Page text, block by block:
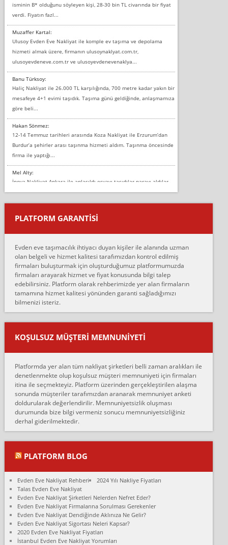
isminin B* olduğunu söyleyen kişi, 28-30 bin TL civarında bir fiyat
verdi. Fiyatın fazl...
Muzaffer Kartal:
Ulusoy Evden Eve Nakliyat ile komple ev taşıma ve depolama
hizmeti almak üzere, firmanın ulusoynaklyat.com.tr,
ulusoyevdeneve.com.tr ve ulusoyevdenevenaklya...
Banu Türksoy:
Haliç Nakliyat ile 26.000 TL karşılığında, 700 metre kadar yakın bir
mesafeye 4+1 evimi taşıdık. Taşıma günü geldiğinde, anlaşmamıza
göre beli...
Hakan Sönmez:
12-14 Temmuz tarihleri arasında Koza Nakliyat ile Erzurum’dan
Burdur’a şehirler arası taşınma hizmeti aldım. Taşınma öncesinde
firma ile yaptığı...
Mel Alty:
İnova Nakliyat Ankara ile anlaşıldı eşyayı taşıdılar parayı aldılar.
Salon duvarına bir baktım birisi boydan alüminyum renkli bantı
yapıştırm...
Murat:
çalıştıklarını, müş...
Ahmet:
Lüleburgaz güngünes evden eve naklyat eşyalarımı taşımak için
anlaştık sabah eve geldiklerinde de eşyalarımı düzgün şekilde
sarcaz demelerine r...
mehmet güldü:
Ankara ALİCANLAR NAKLİYAT Tutarsız ve ticari ahlak problemleri
var verdikleri fiyat teklifini arttırdılar. Sonrasında taşıma gününde
oldukça tutarsı...
Ankara Alicanlar naklyat tel 5465524025. 2600 TL'ye ankaradan
Konya ya Alicanlar naklyat la anlaştık bu şahıs evin taşınacağı gün
fiyatın mazoto gele...
Fatih kokmese:
Diyarbakır dan eşyamı getirtmek için anlaştım sözleşme yaptım.
Son anda fiyat artırdılar.. mecburiyetten tasittim.. bu kişiler ağrılı
Ali:
olduk. Asansörlü dediler sonra uraya asansör kurulmaz dediler
fark istediler. ortada asa...
Nimet:
Ben 2021 Ağustos ilk haftası Evimi taşıdım yani İstanbul'un bir
Mahallesi'nden bir başka Mahallesi'ne yani Ümraniye bölgesinde
oturuyorum önceleri ara...
PLATFORM GARANTİSİ
Evden eve taşımacılık ihtiyacı duyan kişiler ile alanında uzman
olan belgeli ve hizmet kalitesi tarafımızdan kontrol edilmiş
firmaları buluşturmak için oluşturduğumuz platformumuzda
firmaları arayarak hizmet ve fiyat konusunda bilgi talep
edebilirsiniz. Platform olarak rehberimizde yer alan firmaların
tamamına hizmet kalitesi yönünden garanti sağladığımızı
bilmenizi isteriz.
KOŞULSUZ MÜŞTERI MEMNUNIYETI
Platformda yer alan tüm nakliyat şirketleri belli zaman aralıkları ile
denetlenmekte olup koşulsuz müşteri memnuniyeti için firmaları
itina ile seçmekteyiz. Platform üzerinden gerçekleştirilen alaşma
sonunda müşteriler tarafımızdan aranarak memnuniyet anketi
doldurularak değerlendirilir. Memnuniyetsizlik oluşması
durumunda bize bilgi vermeniz sonucu memnuniyetsizliğiniz
derhal giderilmektedir.
PLATFORM BLOG
Evden Eve Nakliyat Rehberi
2024 Yılı Nakliye Fiyatları
Talas Evden Eve Nakliyat
Evden Eve Nakliyat Şirketleri Nelerden Nefret Eder?
Evden Eve Nakliyat Firmalarına Sorulması Gerekenler
Evden Eve Nakliyat Dendiğinde Aklınıza Ne Gelir?
Evden Eve Nakliyat Sigortası Neleri Kapsar?
2020 Evden Eve Nakliyat Fiyatları
İstanbul Evden Eve Nakliyat Yorumları